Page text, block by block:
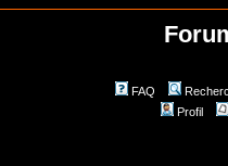
FAQ
Profil